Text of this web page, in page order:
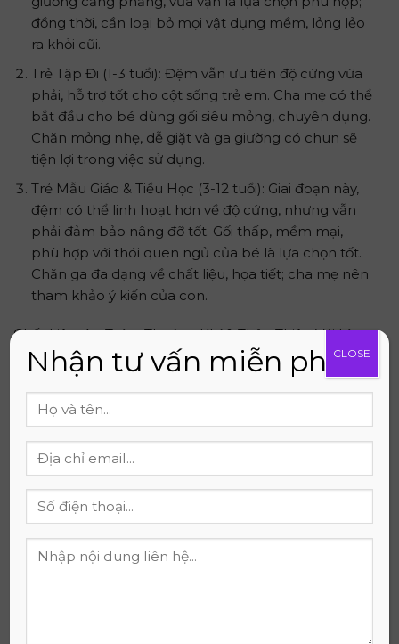
đồng thời, cần loại bỏ mọi vật dụng mềm, lỏng lẻo
ra khỏi cũi.
Trẻ Tập Đi (1-3 tuổi): Đệm vẫn ưu tiên độ cứng vừa
phải, hỗ trợ tốt cho cột sống trẻ em. Cha mẹ có thể
bắt đầu cho bé dùng gối siêu mỏng, chuyên dụng.
Chăn mỏng nhẹ, dễ giặt và ga giường có chun sẽ
tiện lợi trong việc sử dụng.
Trẻ Mẫu Giáo & Tiểu Học (3-12 tuổi): Giai đoạn này,
đệm có thể linh hoạt hơn về độ cứng, nhưng vẫn
phải đảm bảo nâng đỡ tốt. Gối thấp, mềm mại,
phù hợp với thói quen ngủ của bé là lựa chọn tốt.
Chăn ga đa dạng về chất liệu, họa tiết; cha mẹ nên
tham khảo ý kiến của con.
Chất Liệu: An Toàn, Thoáng Khí & Thân Thiện Với Làn
Da
Chất liệu ảnh hưởng trực tiếp đến sức khỏe da liễu và
hệ hô hấp của bé, đòi hỏi sự lựa chọn kỹ càng.
Vải Cotton: Mềm mại, thấm hút tốt, thoáng khí,
bền, dễ giặt và có giá phải chăng. Các loại Cotton
100%, Cotton Organic (hữu cơ, không hóa chất),
Cotton Satin đều là những lựa chọn phổ biến, được
tin dùng.
Vải Tencel/Modal (Lyocell): Mang lại cảm giác mát
Nhận tư vấn miễn phíCLOSE